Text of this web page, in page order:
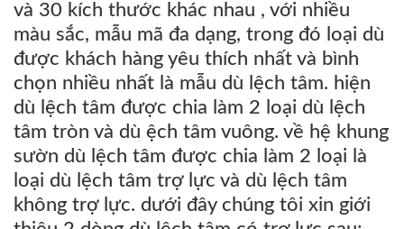
và 30 kích thước khác nhau , với nhiều
màu sắc, mẫu mã đa dạng, trong đó loại dù
được khách hàng yêu thích nhất và bình
chọn nhiều nhất là mẫu dù lệch tâm. hiện
dù lệch tâm được chia làm 2 loại dù lệch
tâm tròn và dù ệch tâm vuông. về hệ khung
sườn dù lệch tâm được chia làm 2 loại là
loại dù lệch tâm trợ lực và dù lệch tâm
không trợ lực. dưới đây chúng tôi xin giới